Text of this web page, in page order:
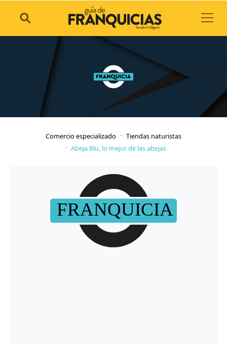
Comercio especializado
Tiendas naturistas
Abeja Blu, lo mejor de las abejas